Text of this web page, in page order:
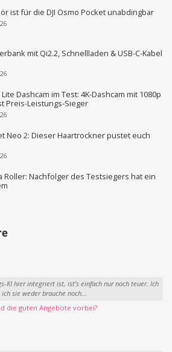
ist für die DJI Osmo Pocket unabdingbar
mit Qi2.2, Schnellladen & USB-C-Kabel
Lite Dashcam im Test: 4K-Dashcam mit 1080p
Preis-Leistungs-Sieger
Neo 2: Dieser Haartrockner pustet euch
Roller: Nachfolger des Testsiegers hat ein
KI hier integriert ist, ist’s einfach nur noch teuer. Ich
sie weder brauche noch...
die guten Angebote vorbei?